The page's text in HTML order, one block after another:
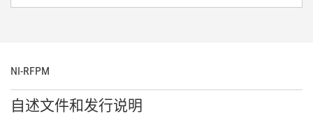
NI-RFPM
自述文件和发行说明